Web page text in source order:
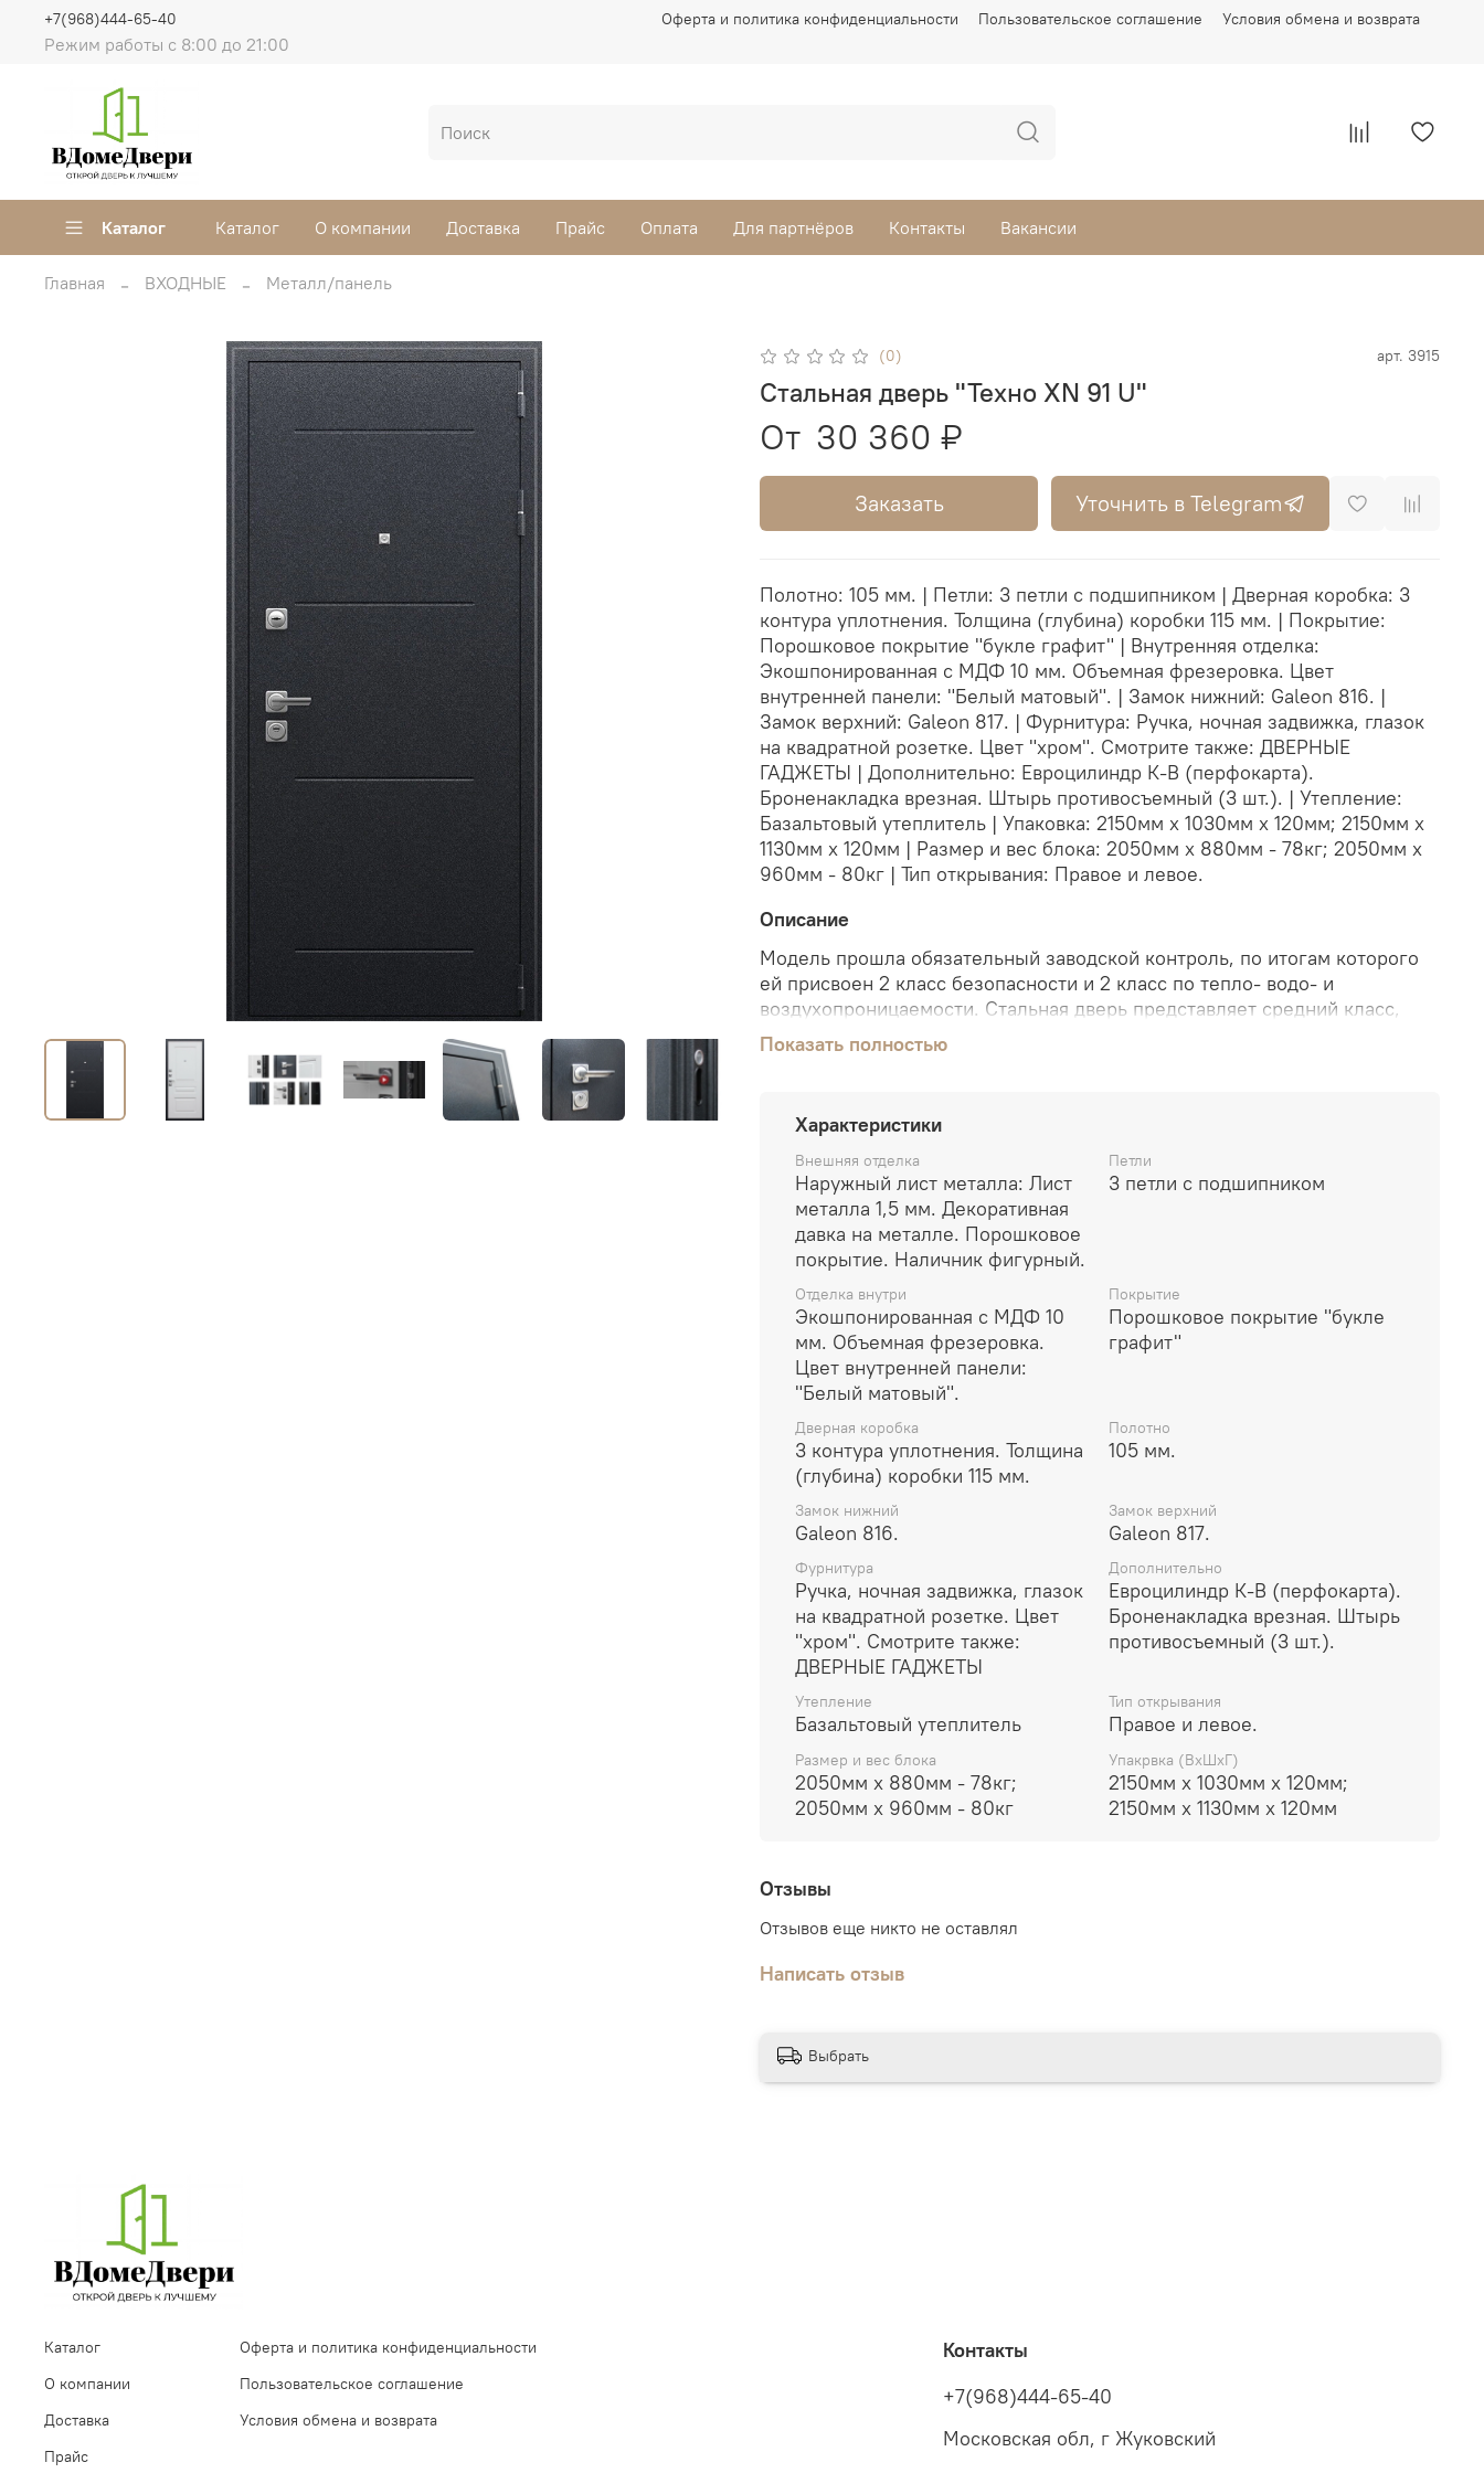
Оферта и политика конфиденциальности Пользовательское соглашение Условия обмена и возврата
Режим работы с 8:00 до 21:00
+7(968)444-65-40
Каталог Каталог О компании Доставка Прайс Оплата Для партнёров Контакты Вакансии
Главная ВХОДНЫЕ Металл/панель
(0) арт. 3915
Стальная дверь "Техно XN 91 U"
От 30 360 ₽
Заказать Уточнить в Telegram
Полотно: 105 мм. | Петли: 3 петли с подшипником | Дверная коробка: 3
контура уплотнения. Толщина (глубина) коробки 115 мм. | Покрытие:
Порошковое покрытие "букле графит" | Внутренняя отделка:
Экошпонированная с МДФ 10 мм. Объемная фрезеровка. Цвет
внутренней панели: "Белый матовый". | Замок нижний: Galeon 816. |
Замок верхний: Galeon 817. | Фурнитура: Ручка, ночная задвижка, глазок
на квадратной розетке. Цвет "хром". Смотрите также: ДВЕРНЫЕ
ГАДЖЕТЫ | Дополнительно: Евроцилиндр К-В (перфокарта).
Броненакладка врезная. Штырь противосъемный (3 шт.). | Утепление:
Базальтовый утеплитель | Упаковка: 2150мм х 1030мм х 120мм; 2150мм х
1130мм х 120мм | Размер и вес блока: 2050мм х 880мм - 78кг; 2050мм х
960мм - 80кг | Тип открывания: Правое и левое.
Описание
Модель прошла обязательный заводской контроль, по итогам которого
ей присвоен 2 класс безопасности и 2 класс по тепло- водо- и
воздухопроницаемости. Стальная дверь представляет средний класс,
имеет антивандальную и износостойкую отделку, выполненную с
применением технологии давки по металлу, может использоваться в
U" при использовании в соответствии с условиями, указанными в
Паспорте модели, может варьироваться от 15 до 20 лет.
Показать полностью
Характеристики
Внешняя отделка
Наружный лист металла: Лист
металла 1,5 мм. Декоративная
давка на металле. Порошковое
покрытие. Наличник фигурный.
Петли
3 петли с подшипником
Отделка внутри
Экошпонированная с МДФ 10
мм. Объемная фрезеровка.
Цвет внутренней панели:
"Белый матовый".
Покрытие
Порошковое покрытие "букле
графит"
Дверная коробка
3 контура уплотнения. Толщина
(глубина) коробки 115 мм.
Полотно
105 мм.
Замок нижний
Galeon 816.
Замок верхний
Galeon 817.
Фурнитура
Ручка, ночная задвижка, глазок
на квадратной розетке. Цвет
"хром". Смотрите также:
ДВЕРНЫЕ ГАДЖЕТЫ
Дополнительно
Евроцилиндр К-В (перфокарта).
Броненакладка врезная. Штырь
противосъемный (3 шт.).
Утепление
Базальтовый утеплитель
Тип открывания
Правое и левое.
Размер и вес блока
2050мм х 880мм - 78кг;
2050мм х 960мм - 80кг
Упакрвка (ВхШхГ)
2150мм х 1030мм х 120мм;
2150мм х 1130мм х 120мм
Отзывы
Отзывов еще никто не оставлял
Написать отзыв
Выбрать
Каталог
О компании
Доставка
Прайс
Оферта и политика конфиденциальности
Пользовательское соглашение
Условия обмена и возврата
Контакты
+7(968)444-65-40
Московская обл, г Жуковский